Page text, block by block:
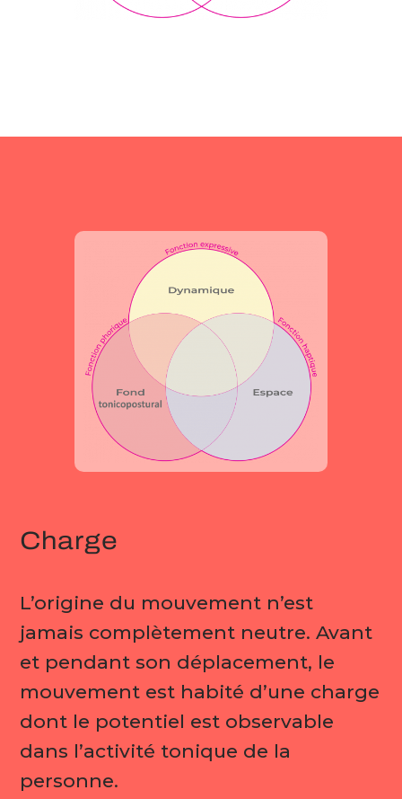
Charge
L’origine du mouvement n’est
jamais complètement neutre. Avant
et pendant son déplacement, le
mouvement est habité d’une charge
dont le potentiel est observable
dans l’activité tonique de la
personne.